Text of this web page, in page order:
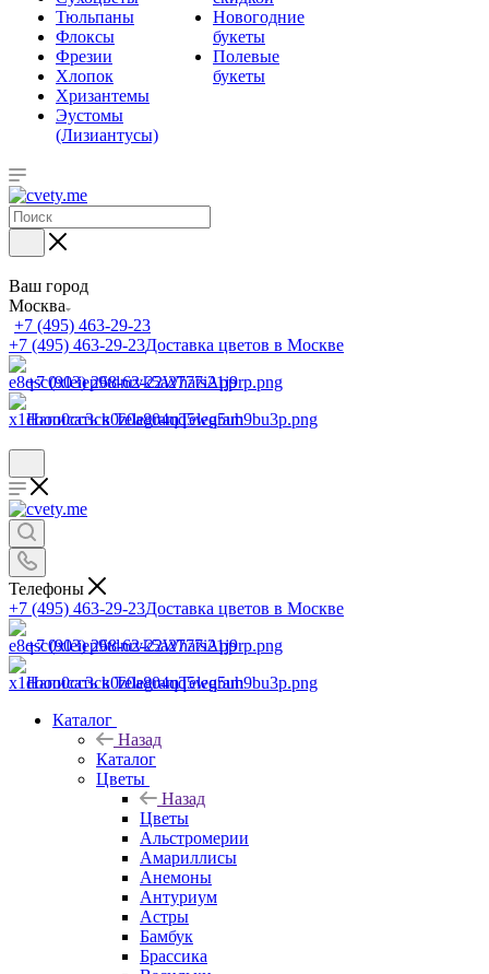
Тюльпаны
Флоксы
Фрезии
Хлопок
Хризантемы
Эустомы
(Лизиантусы)
Новогодние
букеты
Полевые
букеты
Ваш город
Москва
+7 (495) 463-29-23
+7 (495) 463-29-23Доставка цветов в Москве
+7 (903) 268-62-22WhatsApp
Написать в TelegramTelegram
Телефоны
+7 (495) 463-29-23Доставка цветов в Москве
+7 (903) 268-62-22WhatsApp
Написать в TelegramTelegram
Каталог
Назад
Каталог
Цветы
Назад
Цветы
Альстромерии
Амариллисы
Анемоны
Антуриум
Астры
Бамбук
Брассика